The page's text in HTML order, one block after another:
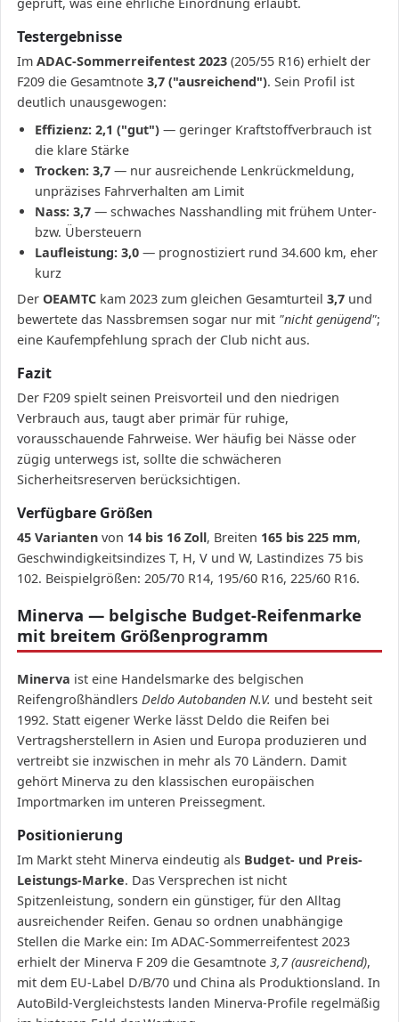
Testergebnisse
Im ADAC-Sommerreifentest 2023 (205/55 R16) erhielt der
F209 die Gesamtnote 3,7 ("ausreichend"). Sein Profil ist
deutlich unausgewogen:
Effizienz: 2,1 ("gut") — geringer Kraftstoffverbrauch ist
die klare Stärke
Trocken: 3,7 — nur ausreichende Lenkrückmeldung,
unpräzises Fahrverhalten am Limit
Nass: 3,7 — schwaches Nasshandling mit frühem Unter-
bzw. Übersteuern
Laufleistung: 3,0 — prognostiziert rund 34.600 km, eher
kurz
Der OEAMTC kam 2023 zum gleichen Gesamturteil 3,7 und
bewertete das Nassbremsen sogar nur mit "nicht genügend";
eine Kaufempfehlung sprach der Club nicht aus.
Fazit
Der F209 spielt seinen Preisvorteil und den niedrigen
Verbrauch aus, taugt aber primär für ruhige,
vorausschauende Fahrweise. Wer häufig bei Nässe oder
zügig unterwegs ist, sollte die schwächeren
Sicherheitsreserven berücksichtigen.
Verfügbare Größen
45 Varianten von 14 bis 16 Zoll, Breiten 165 bis 225 mm,
Geschwindigkeitsindizes T, H, V und W, Lastindizes 75 bis
102. Beispielgrößen: 205/70 R14, 195/60 R16, 225/60 R16.
Minerva — belgische Budget-Reifenmarke
mit breitem Größenprogramm
Minerva ist eine Handelsmarke des belgischen
Reifengroßhändlers Deldo Autobanden N.V. und besteht seit
1992. Statt eigener Werke lässt Deldo die Reifen bei
Vertragsherstellern in Asien und Europa produzieren und
vertreibt sie inzwischen in mehr als 70 Ländern. Damit
gehört Minerva zu den klassischen europäischen
Importmarken im unteren Preissegment.
Positionierung
Im Markt steht Minerva eindeutig als Budget- und Preis-
Leistungs-Marke. Das Versprechen ist nicht
Spitzenleistung, sondern ein günstiger, für den Alltag
ausreichender Reifen. Genau so ordnen unabhängige
Stellen die Marke ein: Im ADAC-Sommerreifentest 2023
erhielt der Minerva F 209 die Gesamtnote 3,7 (ausreichend),
mit dem EU-Label D/B/70 und China als Produktionsland. In
AutoBild-Vergleichstests landen Minerva-Profile regelmäßig